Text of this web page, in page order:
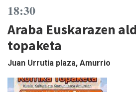
18:30
Araba Euskarazen
topaketa
Juan Urrutia plaza, Amurrio